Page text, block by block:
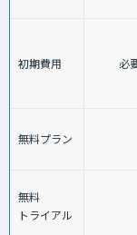
初期費用 必
無料プラン
無料
トライアル